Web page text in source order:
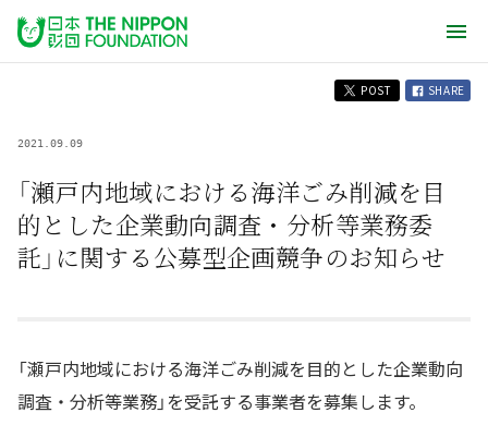
POST SHARE
2021.09.09
「瀬戸内地域における海洋ごみ削減を目
的とした企業動向調査・分析等業務委
託」に関する公募型企画競争のお知らせ
「瀬戸内地域における海洋ごみ削減を目的とした企業動向
調査・分析等業務」を受託する事業者を募集します。